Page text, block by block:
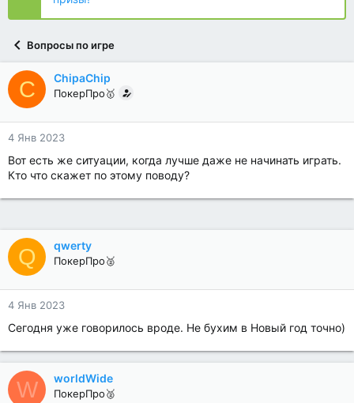
Вопросы по игре
C ChipaChip
ПокерПро🥇
4 Янв 2023
Вот есть же ситуации, когда лучше даже не начинать играть.
Кто что скажет по этому поводу?
Q qwerty
ПокерПро🥈
4 Янв 2023
Сегодня уже говорилось вроде. Не бухим в Новый год точно)
W worldWide
ПокерПро🥈